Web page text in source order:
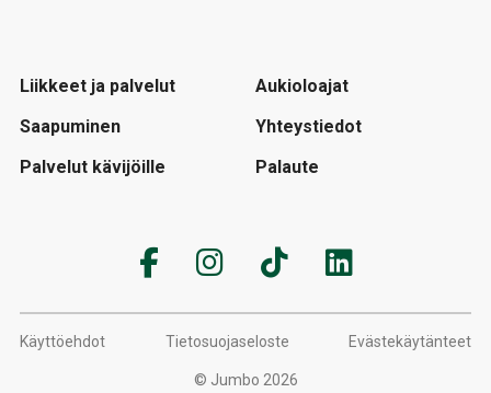
Liikkeet ja palvelut
Saapuminen
Palvelut kävijöille
Aukioloajat
Yhteystiedot
Palaute
© Jumbo 2026
Käyttöehdot Tietosuojaseloste Evästekäytänteet